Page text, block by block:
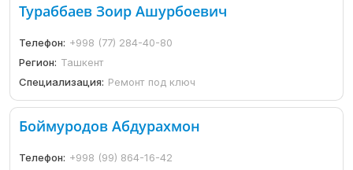
Тураббаев Зоир Ашурбоевич
Телефон: +998 (77) 284-40-80
Регион: Ташкент
Специализация: Ремонт под ключ
Боймуродов Абдурахмон
Телефон: +998 (99) 864-16-42